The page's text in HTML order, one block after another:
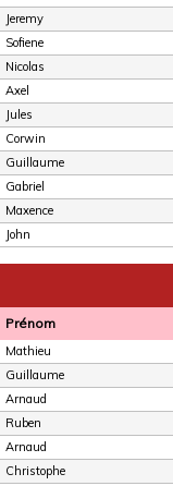
Jeremy
Sofiene
Nicolas
Axel
Jules
Corwin
Guillaume
Gabriel
Maxence
John
Prénom
Mathieu
Guillaume
Arnaud
Ruben
Arnaud
Christophe